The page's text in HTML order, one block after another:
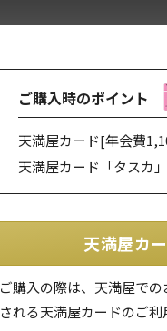
ご購入時のポイント
天満屋カード[年会費
天満屋カード「タスカ」
天満屋カ
ご購入の際は、天満屋で
される天満屋カードのご利